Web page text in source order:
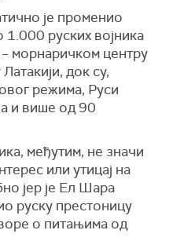
је променио
1.000 руских војника
морнаричком центру
док су,
режима, Руси
и више од 90
међутим, не значи
или утицај на
јер је Ел Шара
руску престоницу
о питањима од